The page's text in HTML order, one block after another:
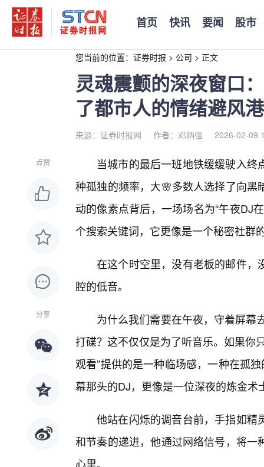
首页 快讯 要闻 股市
您当前的位置： 证券时报 > 公司 > 正文
灵魂震颤的深夜窗口
了都市人的情绪避风
来源：证券时报网 作者：邓炳强 2026-02-09
点赞
分享
当城市的最后一班地铁缓缓驶入
种孤独的频率，大🌸多数人选择了向
动的像素点背后，一场场名为“午夜DJ
个搜索关键词，它更像是一个秘密社群
在这个时空里，没有老板的邮件，
腔的低音。
为什么我们需要在午夜，守着屏幕
打碟？这不仅仅是为了听音乐。如果你
观看”提供的是一种临场感，一种在孤
幕那头的DJ，更像是一位深夜的炼金术
他站在闪烁的调音台前，手指如精
和节奏的递进，他通过网络信号，将
心里。